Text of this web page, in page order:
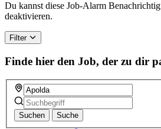
Du kannst diese Job-Alarm
deaktivieren.
Filter
Finde hier den Job, der zu dir
Suchen Suche